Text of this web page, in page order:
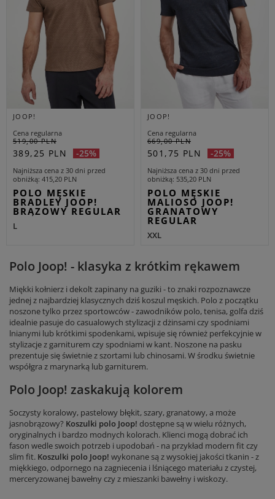
JOOP!
Cena regularna
519,00 PLN
389,25 PLN -25%
Najniższa cena z 30 dni przed
obniżką 415,20 PLN
POLO MĘSKIE
BRADLEY JOOP!
BRĄZOWY REGULAR
L
JOOP!
Cena regularna
669,00 PLN
501,75 PLN -25%
Najniższa cena z 30 dni przed
obniżką 535,20 PLN
POLO MĘSKIE
MALIOSO JOOP!
GRANATOWY
REGULAR
XXL
Polo Joop! - klasyka z krótkim rękawem
Miękki kołnierz i dekolt zapinany na guziki - to znaki rozpoznawcze
jednej z najbardziej klasycznych dziś koszul męskich. Polo z początku
noszone tylko przez sportowców - zawodników polo, tenisa, golfa dziś
idealnie pasuje do casualowych stylizacji z dżinsami czy spodniami
lnianymi lub krótkimi spodenkami, wpisuje się również perfekcyjnie w
stylizacje z garniturem czy spodniami w kant. Noszone na pasku
prezentuje się świetnie z szortami lub chinosami. W środku świetnie
współgra z marynarką lub garniturem.
Polo Joop! zaskakują kolorem
Soczysty koralowy, pastelowy błękit, szary, granatowy, a może
jasnobrązowy? Koszulki polo Joop! dostępne są w wielu różnych,
oryginalnych i bardzo modnych kolorach. Klienci mogą dobrać ich
fason wedle swoich potrzeb i upodobań - na przykład modern fit czy
slim fit. Koszulki polo Joop! wykonane są z wysokiej jakości tkanin - z
miękkiego, odpornego na zagniecenia i lśniącego materiału z czystej,
merceryzowanej bawełny czy z mieszanki bawełny i wiskozy.